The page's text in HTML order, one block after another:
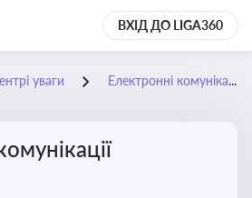
ВХІД ДО LIGA360
уваги Електронні комунікації